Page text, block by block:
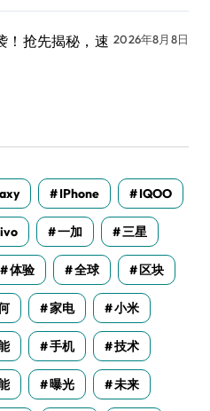
！抢先揭秘，速 2026年8月8日
IPhone IQOO
一加 三星
体验 全球 区块
家电 小米
手机 技术
曝光 未来